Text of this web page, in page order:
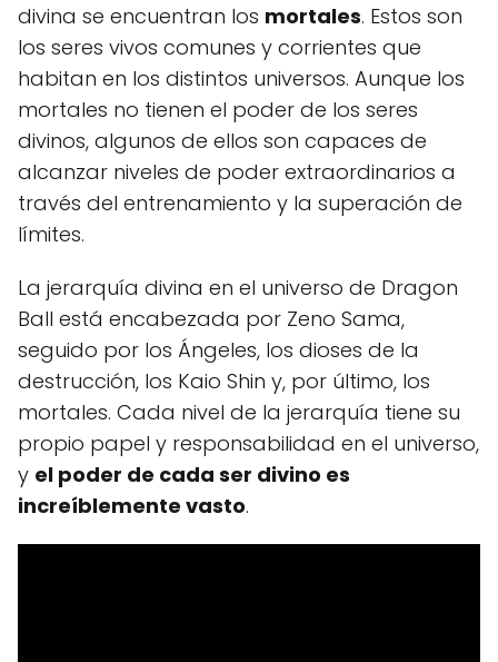
divina se encuentran los mortales. Estos son
los seres vivos comunes y corrientes que
habitan en los distintos universos. Aunque los
mortales no tienen el poder de los seres
divinos, algunos de ellos son capaces de
alcanzar niveles de poder extraordinarios a
través del entrenamiento y la superación de
límites.
La jerarquía divina en el universo de Dragon
Ball está encabezada por Zeno Sama,
seguido por los Ángeles, los dioses de la
destrucción, los Kaio Shin y, por último, los
mortales. Cada nivel de la jerarquía tiene su
propio papel y responsabilidad en el universo,
y el poder de cada ser divino es
increíblemente vasto.